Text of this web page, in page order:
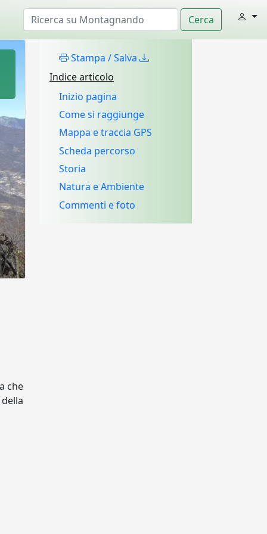
che
Stampa / Salva
Indice articolo
Inizio pagina
Come si raggiunge
Mappa e traccia GPS
Scheda percorso
Storia
Natura e Ambiente
Commenti e foto